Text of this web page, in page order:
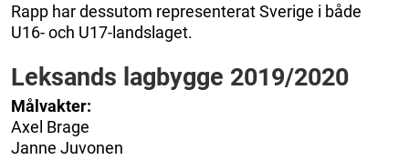
Rapp har dessutom representerat Sverige i både
U16- och U17-landslaget.
Leksands lagbygge 2019/2020
Målvakter:
Axel Brage
Janne Juvonen